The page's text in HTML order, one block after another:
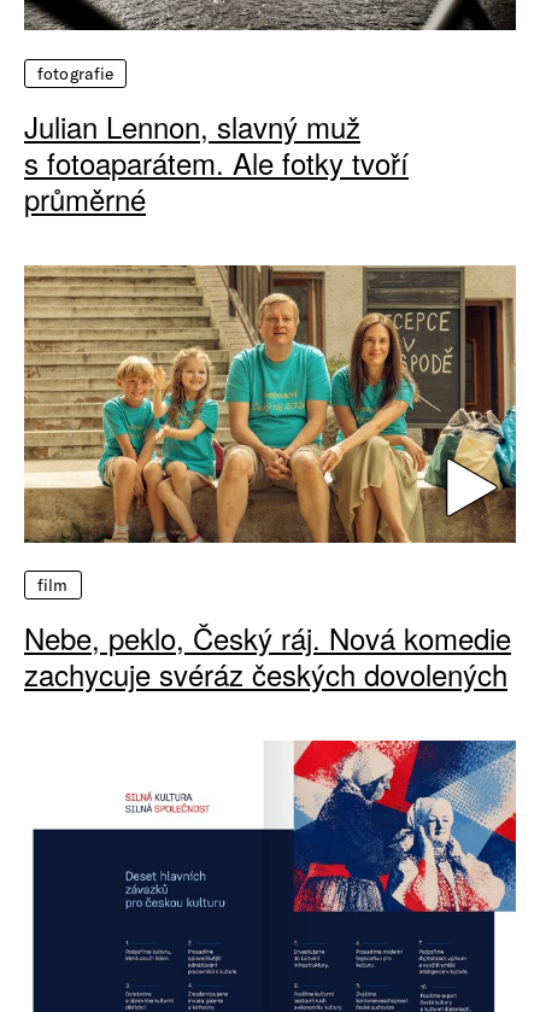
fotografie
Julian Lennon, slavný muž
s fotoaparátem. Ale fotky tvoří
průměrné
film
Nebe, peklo, Český ráj. Nová komedie
zachycuje svéráz českých dovolených